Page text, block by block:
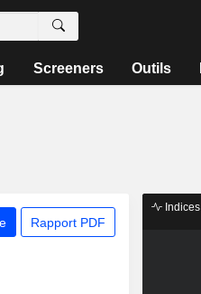
Screeners Outils
Rapport PDF
Indices